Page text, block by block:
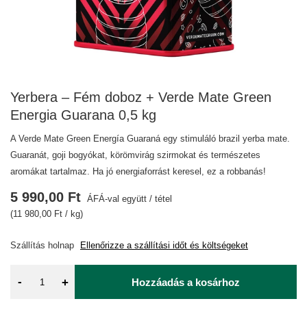
Yerbera – Fém doboz + Verde Mate Green
Energia Guarana 0,5 kg
A Verde Mate Green Energía Guaraná egy stimuláló brazil yerba mate.
Guaranát, goji bogyókat, körömvirág szirmokat és természetes
aromákat tartalmaz. Ha jó energiaforrást keresel, ez a robbanás!
Szállítás holnap Ellenőrizze a szállítási időt és költségeket
5 990,00 Ft ÁFÁ-val együtt / tétel
(11 980,00 Ft / kg)
- + Hozzáadás a kosárhoz